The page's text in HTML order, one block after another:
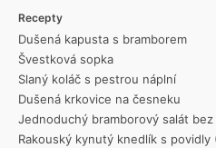
Recepty
Dušená kapusta s bramborem
Švestková sopka
Slaný koláč s pestrou náplní
Dušená krkovice na česneku
Jednoduchý bramborový salát bez
Rakouský kynutý knedlík s povidly